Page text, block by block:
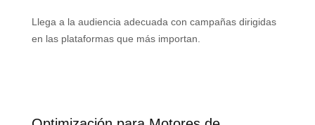
Llega a la audiencia adecuada con campañas dirigidas
en las plataformas que más importan.